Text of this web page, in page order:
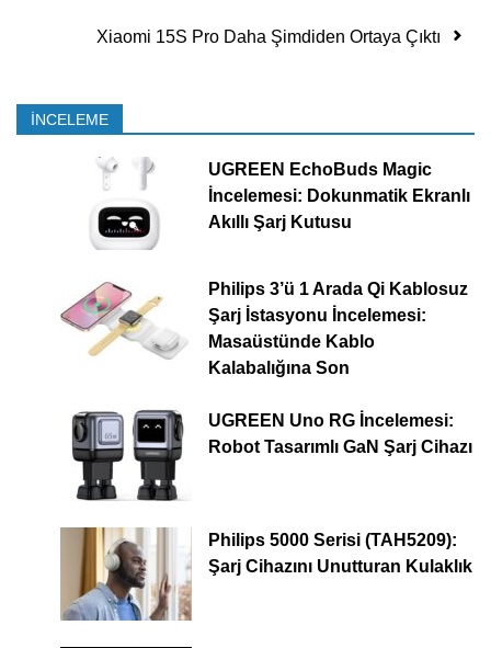
Xiaomi 15S Pro Daha Şimdiden Ortaya Çıktı
İNCELEME
UGREEN EchoBuds Magic
İncelemesi: Dokunmatik Ekranlı
Akıllı Şarj Kutusu
Philips 3’ü 1 Arada Qi Kablosuz
Şarj İstasyonu İncelemesi:
Masaüstünde Kablo
Kalabalığına Son
UGREEN Uno RG İncelemesi:
Robot Tasarımlı GaN Şarj Cihazı
Philips 5000 Serisi (TAH5209):
Şarj Cihazını Unutturan Kulaklık